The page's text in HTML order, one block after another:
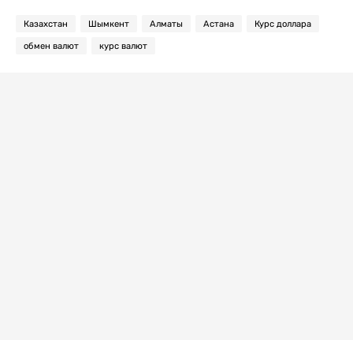
Казахстан Шымкент Алматы Астана Курс доллара
обмен валют курс валют